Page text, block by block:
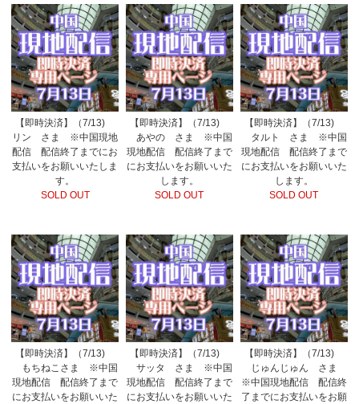
【即時決済】（7/13)
リン さま ※中国現地
配信 配信終了までにお
支払いをお願いいたしま
す。
SOLD OUT
【即時決済】（7/13)
あやの さま ※中国
現地配信 配信終了まで
にお支払いをお願いいた
します。
SOLD OUT
【即時決済】（7/13)
タルト さま ※中国
現地配信 配信終了まで
にお支払いをお願いいた
します。
SOLD OUT
【即時決済】（7/13)
もちねこさま ※中国
現地配信 配信終了まで
にお支払いをお願いいた
【即時決済】（7/13)
サッタ さま ※中国
現地配信 配信終了まで
にお支払いをお願いいた
【即時決済】（7/13)
じゅんじゅん さま
※中国現地配信 配信終
了までにお支払いをお願